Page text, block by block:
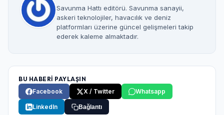
Savunma Hattı editörü. Savunma sanayii,
askeri teknolojiler, havacılık ve deniz
platformları üzerine güncel gelişmeleri takip
ederek kaleme almaktadır.
BU HABERİ PAYLAŞIN
Facebook
X / Twitter Whatsapp
LinkedIn Bağlantı